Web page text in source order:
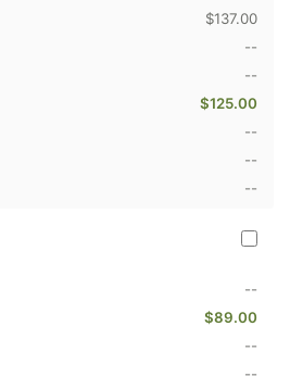
蜂
克
$137.00
--
--
$125.00
--
--
--
蜜
克
--
$89.00
--
--